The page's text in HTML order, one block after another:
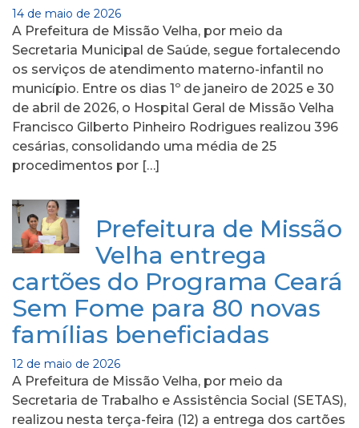
14 de maio de 2026
A Prefeitura de Missão Velha, por meio da
Secretaria Municipal de Saúde, segue fortalecendo
os serviços de atendimento materno-infantil no
município. Entre os dias 1º de janeiro de 2025 e 30
de abril de 2026, o Hospital Geral de Missão Velha
Francisco Gilberto Pinheiro Rodrigues realizou 396
cesárias, consolidando uma média de 25
procedimentos por […]
Prefeitura de Missão
Velha entrega
cartões do Programa Ceará
Sem Fome para 80 novas
famílias beneficiadas
12 de maio de 2026
A Prefeitura de Missão Velha, por meio da
Secretaria de Trabalho e Assistência Social (SETAS),
realizou nesta terça-feira (12) a entrega dos cartões